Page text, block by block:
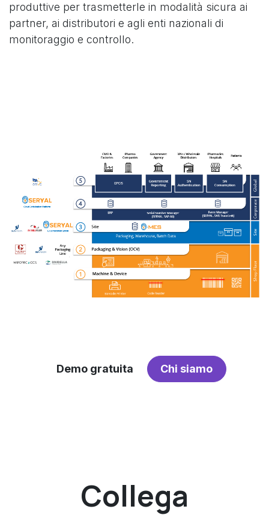
produttive per trasmetterle in modalità sicura ai
partner, ai distributori e agli enti nazionali di
monitoraggio e controllo.
Demo gratuita Chi siamo
Collega